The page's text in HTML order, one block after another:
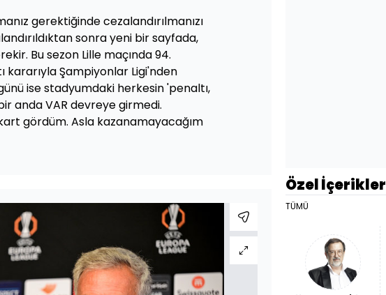
gerektiğinde cezalandırılmanızı
sonra yeni bir sayfada,
Bu sezon Lille maçında 94.
kararıyla Şampiyonlar Ligi'nden
ise stadyumdaki herkesin 'penaltı,
anda VAR devreye girmedi.
kart gördüm. Asla kazanamayacağım
Özel İçerikler
TÜMÜ